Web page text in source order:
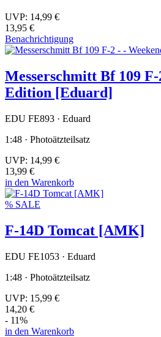
UVP: 14,99 €
13,95 €
Benachrichtigung
Messerschmitt Bf 109
Edition [Eduard]
EDU FE893 · Eduard
1:48 · Photoätzteilsatz
UVP: 14,99 €
13,99 €
in den Warenkorb
% SALE
F-14D Tomcat [AMK]
EDU FE1053 · Eduard
1:48 · Photoätzteilsatz
UVP: 15,99 €
14,20 €
- 11%
in den Warenkorb